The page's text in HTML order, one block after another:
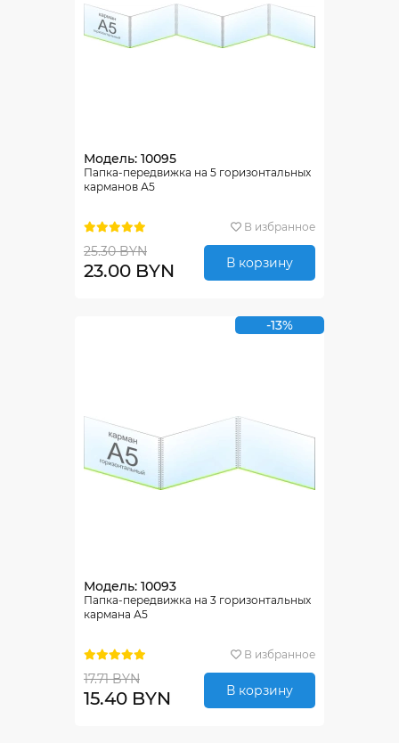
Модель: 10095
Папка-передвижка на 5 горизонтальных
карманов А5
В избранное
25.30 BYN
23.00 BYN В корзину
-13%
Модель: 10093
Папка-передвижка на 3 горизонтальных
кармана А5
В избранное
17.71 BYN
15.40 BYN В корзину